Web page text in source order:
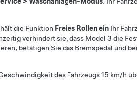
die Funktion Freies Rollen ein Ihr
verhindert sie, dass Model 3 die
betätigen Sie das Bremspedal und
des Fahrzeugs15 km/h